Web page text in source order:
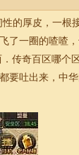
的厚皮，一根
了一圈的喳喳
传奇百区哪个
吐出来，中